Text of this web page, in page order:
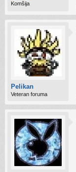
Komšija
Pelikan
Veteran foruma